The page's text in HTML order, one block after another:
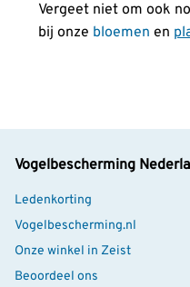
Vergeet niet om ook
bij onze bloemen en
Vogelbescherming
Ledenkorting
Vogelbescherming.nl
Onze winkel in Zeist
Beoordeel ons